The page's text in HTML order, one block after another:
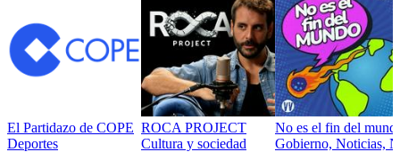
El Partidazo de COPE
Deportes
ROCA PROJECT
Cultura y sociedad
No es el fin del
Gobierno, Noticias,